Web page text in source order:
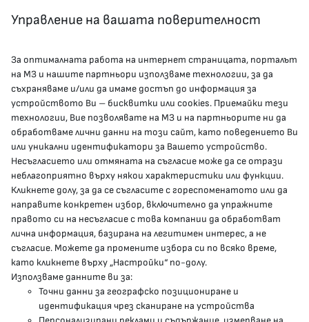
КОНТАКТИ
гр.София, 1000, пл. „Света Неделя“ №5
delovodstvo@mh.government.bg
presscenter@mh.government.bg
МЗ В СОЦИАЛНИТЕ МРЕЖИ
Facebook страница
Instragram профил
YouTube канал
Управление на вашата поверителност
За оптималната работа на интернет страницата, порталът
на МЗ и нашите партньори използваме технологии, за да
съхраняваме и/или да имаме достъп до информация за
устройството Ви – бисквитки или cookies. Приемайки тези
технологии, Вие позволявате на МЗ и на партньорите ни да
обработваме лични данни на този сайт, като поведението Ви
или уникални идентификатори за Вашето устройство.
Несъгласието или отмяната на съгласие може да се отрази
неблагоприятно върху някои характеристики или функции.
Кликнете долу, за да се съгласите с гореспоменатото или да
направите конкретен избор, включително да упражните
правото си на несъгласие с това компании да обработват
лична информация, базирана на легитимен интерес, а не
съгласие. Можете да промените избора си по всяко време,
като кликнете върху „Настройки“ по-долу.
Използваме данните ви за:
Точни данни за географско позициониране и
идентификация чрез сканиране на устройства